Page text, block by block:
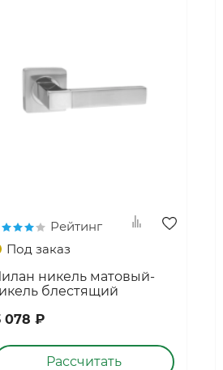
Рейтинг
Под заказ
никель матовый-
блестящий
078 ₽
Рассчитать